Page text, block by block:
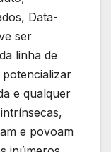
Data-
ser
linha de
e qualquer
e povoam